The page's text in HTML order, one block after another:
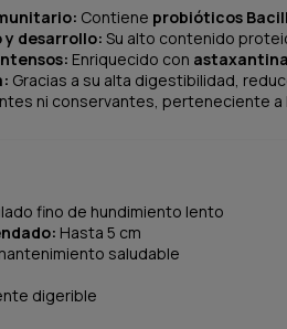
Contiene probióticos
desarrollo: Su alto contenido
Enriquecido con
Gracias a su alta digestibilidad,
ni conservantes, perteneciente a
fino de hundimiento lento
Hasta 5 cm
saludable
digerible